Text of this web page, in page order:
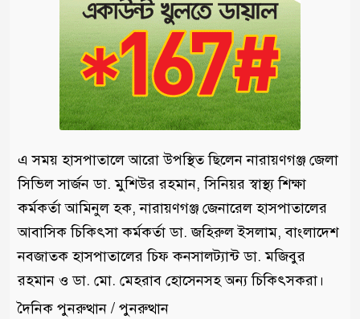
এ সময় হাসপাতালে আরো উপস্থিত ছিলেন নারায়ণগঞ্জ জেলা
সিভিল সার্জন ডা. মুশিউর রহমান, সিনিয়র স্বাস্থ্য শিক্ষা
কর্মকর্তা আমিনুল হক, নারায়ণগঞ্জ জেনারেল হাসপাতালের
আবাসিক চিকিৎসা কর্মকর্তা ডা. জহিরুল ইসলাম, বাংলাদেশ
নবজাতক হাসপাতালের চিফ কনসালট্যান্ট ডা. মজিবুর
রহমান ও ডা. মো. মেহরাব হোসেনসহ অন্য চিকিৎসকরা।
দৈনিক পুনরুত্থান / পুনরুত্থান